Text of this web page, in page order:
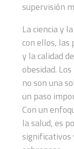
supervisión
La ciencia y
con ellos, las
y la calidad
obesidad.
no son una
un paso
Con un
la salud, es
significativos